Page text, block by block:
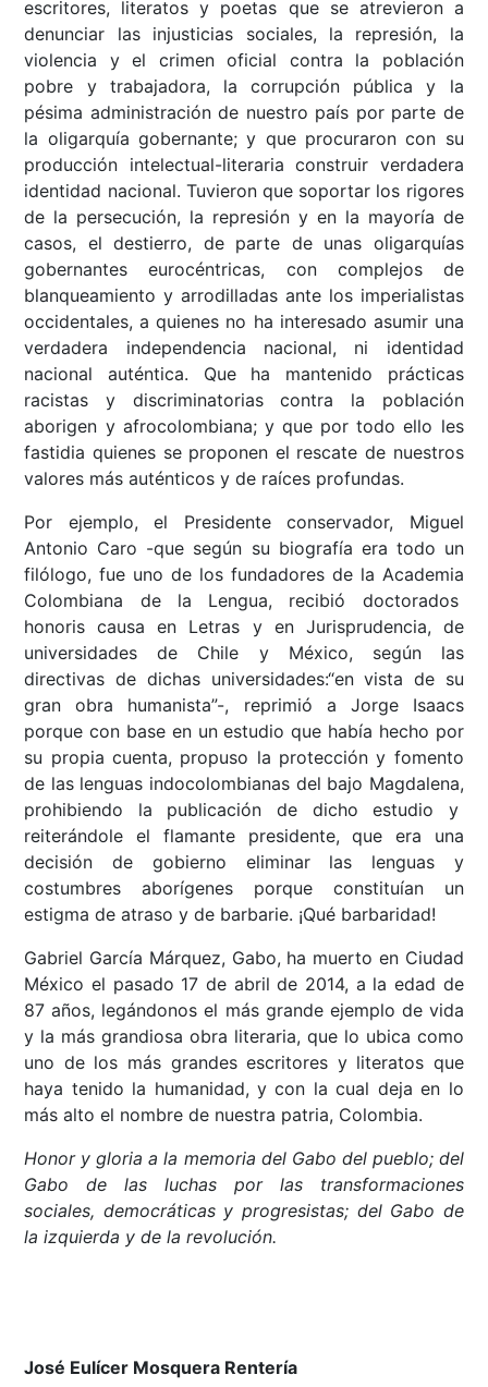
escritores, literatos y poetas que se atrevieron a
denunciar las injusticias sociales, la represión, la
violencia y el crimen oficial contra la población
pobre y trabajadora, la corrupción pública y la
pésima administración de nuestro país por parte de
la oligarquía gobernante; y que procuraron con su
producción intelectual-literaria construir verdadera
identidad nacional. Tuvieron que soportar los rigores
de la persecución, la represión y en la mayoría de
casos, el destierro, de parte de unas oligarquías
gobernantes eurocéntricas, con complejos de
blanqueamiento y arrodilladas ante los imperialistas
occidentales, a quienes no ha interesado asumir una
verdadera independencia nacional, ni identidad
nacional auténtica. Que ha mantenido prácticas
racistas y discriminatorias contra la población
aborigen y afrocolombiana; y que por todo ello les
fastidia quienes se proponen el rescate de nuestros
valores más auténticos y de raíces profundas.
Por ejemplo, el Presidente conservador, Miguel
Antonio Caro -que según su biografía era todo un
filólogo, fue uno de los fundadores de la Academia
Colombiana de la Lengua, recibió doctorados
honoris causa en Letras y en Jurisprudencia, de
universidades de Chile y México, según las
directivas de dichas universidades:“en vista de su
gran obra humanista”-, reprimió a Jorge Isaacs
porque con base en un estudio que había hecho por
su propia cuenta, propuso la protección y fomento
de las lenguas indocolombianas del bajo Magdalena,
prohibiendo la publicación de dicho estudio y
reiterándole el flamante presidente, que era una
decisión de gobierno eliminar las lenguas y
costumbres aborígenes porque constituían un
estigma de atraso y de barbarie. ¡Qué barbaridad!
Gabriel García Márquez, Gabo, ha muerto en Ciudad
México el pasado 17 de abril de 2014, a la edad de
87 años, legándonos el más grande ejemplo de vida
y la más grandiosa obra literaria, que lo ubica como
uno de los más grandes escritores y literatos que
haya tenido la humanidad, y con la cual deja en lo
más alto el nombre de nuestra patria, Colombia.
Honor y gloria a la memoria del Gabo del pueblo; del
Gabo de las luchas por las transformaciones
sociales, democráticas y progresistas; del Gabo de
la izquierda y de la revolución.
José Eulícer Mosquera Rentería